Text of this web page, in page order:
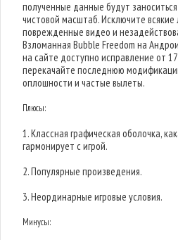
полученные данные будут
чистовой масштаб. Исключите
поврежденные видео и
Взломанная Bubble Freedom на
на сайте доступно исправление от
перекачайте последнюю
оплошности и частые вылеты.
Плюсы:
1. Классная графическая оболочка,
гармонирует с игрой.
2. Популярные произведения.
3. Неординарные игровые условия.
Минусы: